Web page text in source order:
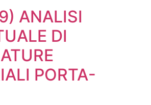
ANALISI
DI
PORTA-